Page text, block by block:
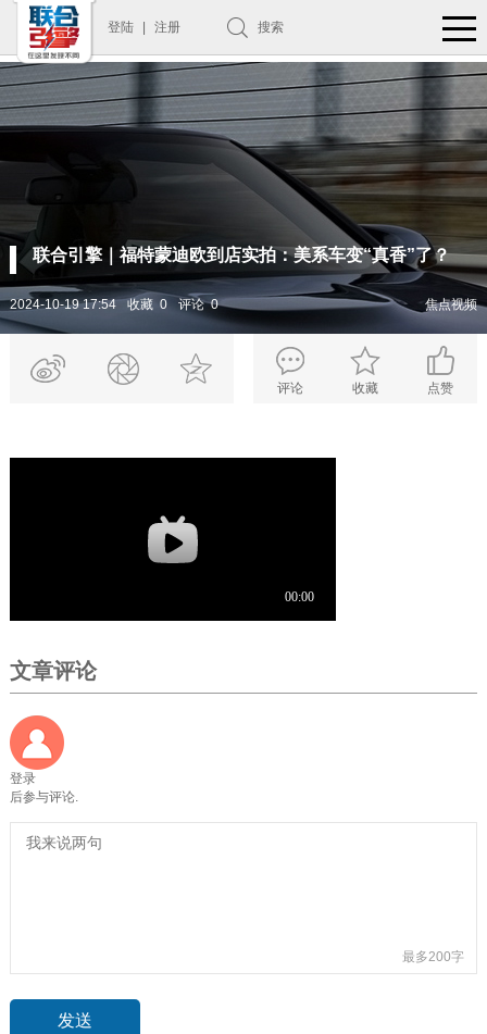
登陆 注册 搜索
联合引擎｜福特蒙迪欧到店实拍：美系车变“真香”了？
2024-10-19 17:54 收藏 0 评论 0 焦点视频
评论 收藏 点赞
文章评论
登录
后参与评论.
最多200字